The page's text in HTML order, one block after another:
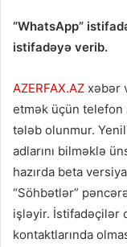
“WhatsApp”
istifadəyə verib.
AZERFAX.AZ xəbər
etmək üçün telefon
tələb olunmur.
adlarını bilməklə
hazırda beta
“Söhbətlər”
işləyir. İstifadəçilər
kontaktlarında